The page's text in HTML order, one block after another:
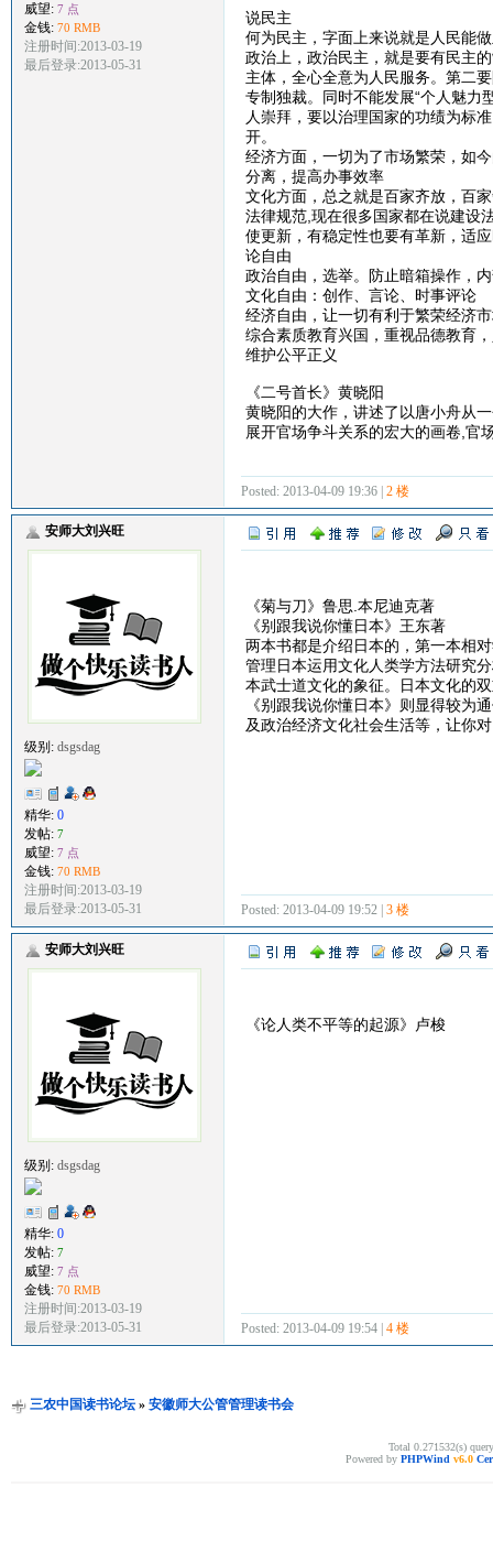
威望: 7 点
金钱: 70 RMB
注册时间:2013-03-19
最后登录:2013-05-31
说民主
何为民主，字面上来说就是人民能
政治上，政治民主，就是要有民主
主体，全心全意为人民服务。第二
专制独裁。同时不能发展“个人魅力
人崇拜，要以治理国家的功绩为标
开。
经济方面，一切为了市场繁荣，如
分离，提高办事效率
文化方面，总之就是百家齐放，百
法律规范,现在很多国家都在说建设
使更新，有稳定性也要有革新，适
论自由
政治自由，选举。防止暗箱操作，
文化自由：创作、言论、时事评论
经济自由，让一切有利于繁荣经济
综合素质教育兴国，重视品德教育
维护公平正义
《二号首长》黄晓阳
黄晓阳的大作，讲述了以唐小舟从
展开官场争斗关系的宏大的画卷,官
Posted: 2013-04-09 19:36 | 2 楼
安师大刘兴旺
级别: dsgsdag
精华: 0
发帖: 7
威望: 7 点
金钱: 70 RMB
注册时间:2013-03-19
最后登录:2013-05-31
《菊与刀》鲁思.本尼迪克著
《别跟我说你懂日本》王东著
两本书都是介绍日本的，第一本相
管理日本运用文化人类学方法研究
本武士道文化的象征。日本文化的
《别跟我说你懂日本》则显得较为
及政治经济文化社会生活等，让你
Posted: 2013-04-09 19:52 | 3 楼
安师大刘兴旺
级别: dsgsdag
精华: 0
发帖: 7
威望: 7 点
金钱: 70 RMB
注册时间:2013-03-19
最后登录:2013-05-31
《论人类不平等的起源》卢梭
Posted: 2013-04-09 19:54 | 4 楼
三农中国读书论坛» 安徽师大公管管理读书会
Total 0.271532(s)
Powered by PHPWind v6.0